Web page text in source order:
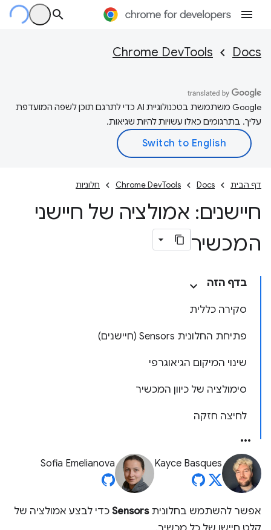
Docs
Chrome DevTools
‫Google משתמשת בטכנולוגיית AI כדי לתרגם תוכן לשפה המועדפת
עליך. בתרגומים כאלו עשויות להיות שגיאות.
דף הבית Docs
Chrome DevTools חלוניות
חיישנים: אמולציה של חיישני
המכשיר
בדף הזה
סקירה כללית
פתיחת החלונית Sensors (חיישנים)
שינוי המיקום הגיאוגרפי
סימולציה של כיוון המכשיר
לחיצה חזקה
Kayce Basques
Sofia Emelianova
אפשר להשתמש בחלוניתSensors כדי לבצע אמולציה של